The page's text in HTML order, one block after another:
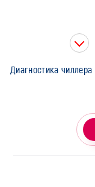
Диагностика чиллера